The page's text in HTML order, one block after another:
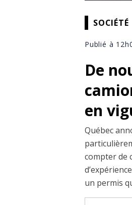
SOCIÉTÉ
Publié à
De
en
Québec
compter de
un permis